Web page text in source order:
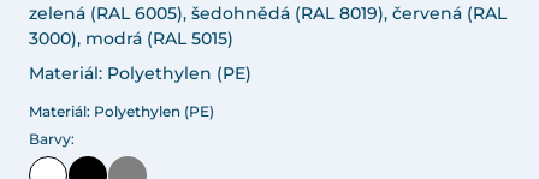
zelená (RAL 6005), šedohnědá (RAL 8019), červená (RAL
3000), modrá (RAL 5015)
Materiál: Polyethylen (PE)
Materiál: Polyethylen (PE)
Barvy: